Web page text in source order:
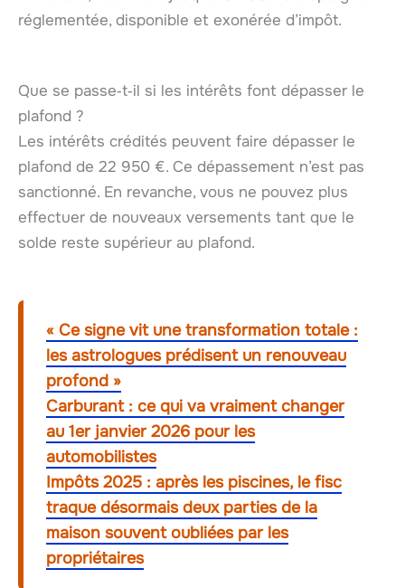
réglementée, disponible et exonérée d’impôt.
Que se passe‑t‑il si les intérêts font dépasser le
plafond ?
Les intérêts crédités peuvent faire dépasser le
plafond de 22 950 €. Ce dépassement n’est pas
sanctionné. En revanche, vous ne pouvez plus
effectuer de nouveaux versements tant que le
solde reste supérieur au plafond.
« Ce signe vit une transformation totale :
les astrologues prédisent un renouveau
profond »
Carburant : ce qui va vraiment changer
au 1er janvier 2026 pour les
automobilistes
Impôts 2025 : après les piscines, le fisc
traque désormais deux parties de la
maison souvent oubliées par les
propriétaires